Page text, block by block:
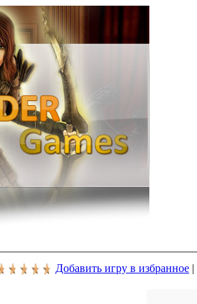
Добавить игру в избранное |